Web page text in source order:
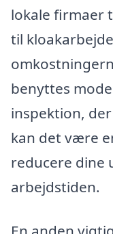
lokale firmaer
til
benyttes
inspektion,
kan det være
reducere dine
arbejdstiden.